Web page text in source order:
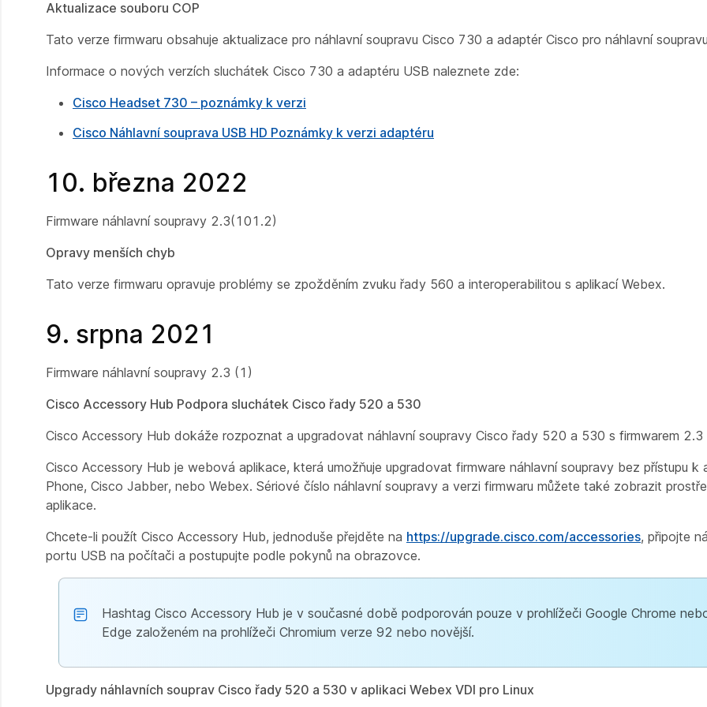
Aktualizace souboru COP
Tato verze firmwaru obsahuje aktualizace pro náhlavní soupravu Cisco 730 a adaptér Cisco pro náhlavní
Informace o nových verzích sluchátek Cisco 730 a adaptéru USB naleznete zde:
Cisco Headset 730 – poznámky k verzi
Cisco Náhlavní souprava USB HD Poznámky k verzi adaptéru
10. března 2022
Firmware náhlavní soupravy 2.3(101.2)
Opravy menších chyb
Tato verze firmwaru opravuje problémy se zpožděním zvuku řady 560 a interoperabilitou s aplikací Webex.
9. srpna 2021
Firmware náhlavní soupravy 2.3 (1)
Cisco Accessory Hub Podpora sluchátek Cisco řady 520 a 530
Cisco Accessory Hub dokáže rozpoznat a upgradovat náhlavní soupravy Cisco řady 520 a 530 s firmwarem
Cisco Accessory Hub je webová aplikace, která umožňuje upgradovat firmware náhlavní soupravy bez přístupu k
Phone, Cisco Jabber, nebo Webex. Sériové číslo náhlavní soupravy a verzi firmwaru můžete také zobrazit
aplikace.
Chcete-li použít Cisco Accessory Hub, jednoduše přejděte na https://upgrade.cisco.com/accessories, připojte
portu USB na počítači a postupujte podle pokynů na obrazovce.
Hashtag Cisco Accessory Hub je v současné době podporován pouze v prohlížeči Google Chrome
Edge založeném na prohlížeči Chromium verze 92 nebo novější.
Upgrady náhlavních souprav Cisco řady 520 a 530 v aplikaci Webex VDI pro Linux